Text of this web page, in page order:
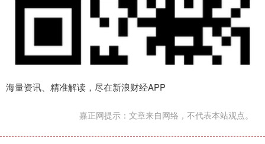
海量资讯、精准解读，尽在新浪财经APP
嘉正网提示：文章来自网络，不代表本站观点。